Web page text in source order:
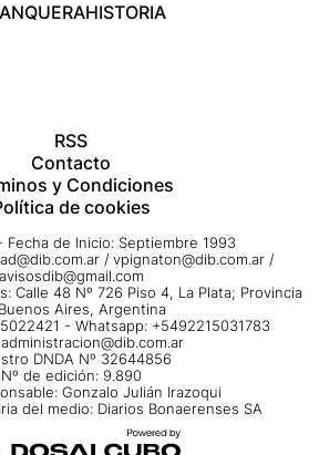
HISTORIA
RSS
Contacto
y Condiciones
de cookies
Fecha de Inicio: Septiembre 1993
/ vpignaton@dib.com.ar /
avisosdib@gmail.com
Calle 48 Nº 726 Piso 4, La Plata; Provincia
Aires, Argentina
- Whatsapp: +5492215031783
administracion@dib.com.ar
DNDA Nº 32644856
Nº de edición: 9.890
Gonzalo Julián Irazoqui
del medio: Diarios Bonaerenses SA